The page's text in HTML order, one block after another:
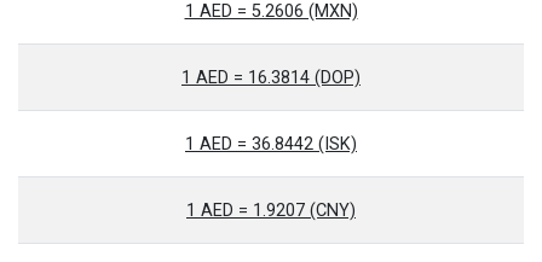
1 AED = 5.2606 (MXN)
1 AED = 16.3814 (DOP)
1 AED = 36.8442 (ISK)
1 AED = 1.9207 (CNY)